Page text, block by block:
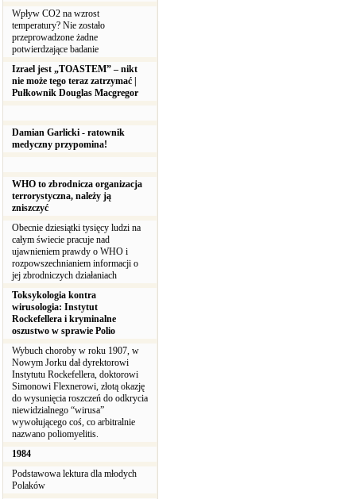
Wpływ CO2 na wzrost
temperatury? Nie zostało
przeprowadzone żadne
potwierdzające badanie
Izrael jest „TOASTEM” – nikt
nie może tego teraz zatrzymać |
Pułkownik Douglas Macgregor
Damian Garlicki - ratownik
medyczny przypomina!
WHO to zbrodnicza organizacja
terrorystyczna, należy ją
zniszczyć
Obecnie dziesiątki tysięcy ludzi na
całym świecie pracuje nad
ujawnieniem prawdy o WHO i
rozpowszechnianiem informacji o
jej zbrodniczych działaniach
Toksykologia kontra
wirusologia: Instytut
Rockefellera i kryminalne
oszustwo w sprawie Polio
Wybuch choroby w roku 1907, w
Nowym Jorku dał dyrektorowi
Instytutu Rockefellera, doktorowi
Simonowi Flexnerowi, złotą okazję
do wysunięcia roszczeń do odkrycia
niewidzialnego “wirusa”
wywołującego coś, co arbitralnie
nazwano poliomyelitis.
1984
Podstawowa lektura dla młodych
Polaków